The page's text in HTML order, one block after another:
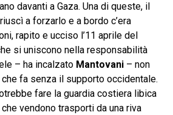
davanti a Gaza. Una di queste, il
a forzarlo e a bordo c’era
rapito e ucciso l’11 aprile del
si uniscono nella responsabilità
– ha incalzato Mantovani– non
fa senza il supporto occidentale.
fare la guardia costiera libica
vendono trasporti da una riva